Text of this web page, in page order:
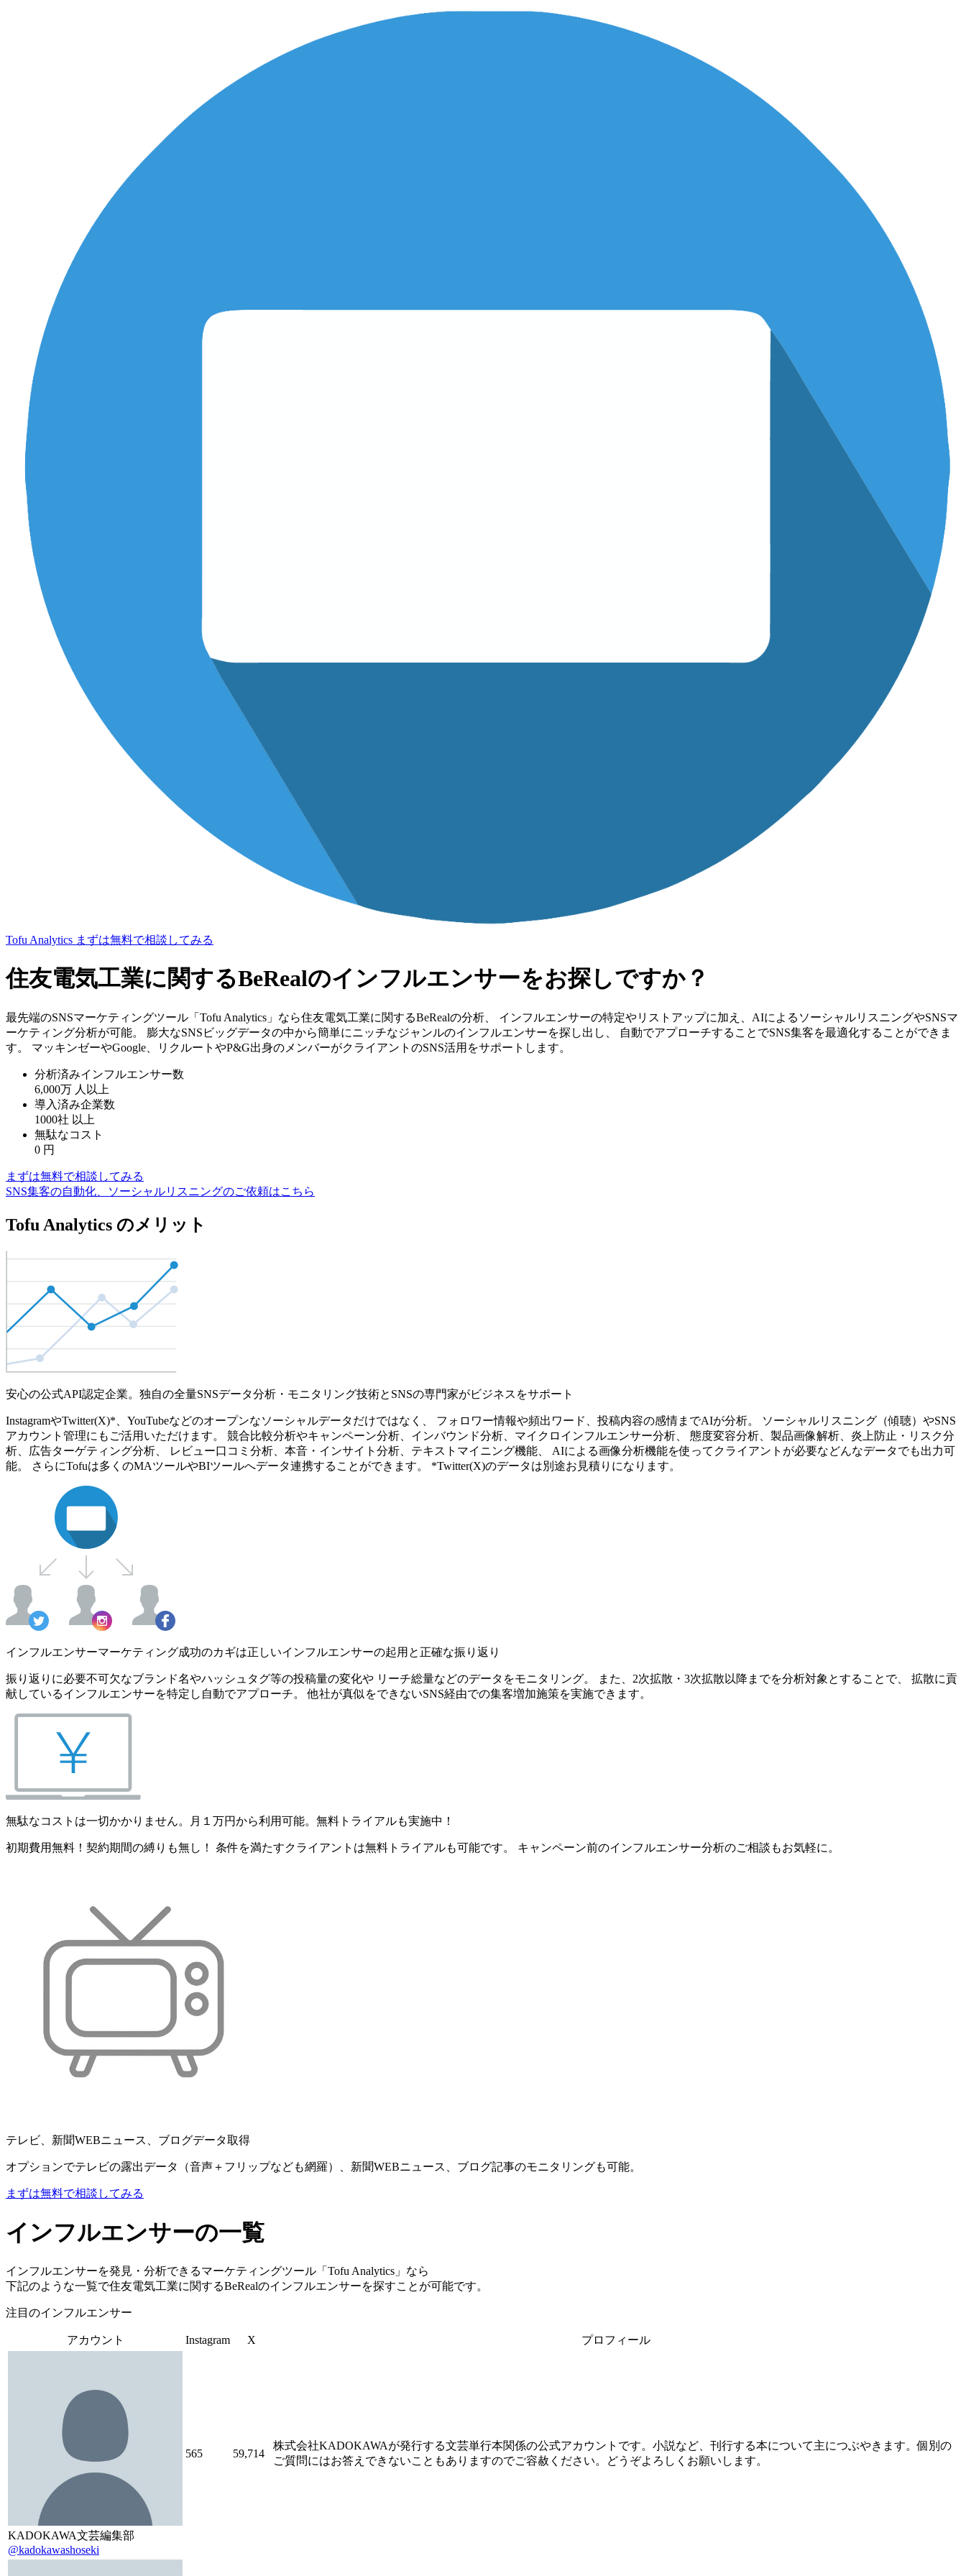
Tofu Analytics まずは無料で相談してみる
住友電気工業に関するBeRealのインフルエンサーをお探しですか？
最先端のSNSマーケティングツール「Tofu Analytics」なら住友電気工業に関するBeRealの分析、 インフルエンサーの特定やリストアップに加え、AIによるソーシャルリスニングやSNSマ
ーケティング分析が可能。 膨大なSNSビッグデータの中から簡単にニッチなジャンルのインフルエンサーを探し出し、 自動でアプローチすることでSNS集客を最適化することができま
す。 マッキンゼーやGoogle、リクルートやP&G出身のメンバーがクライアントのSNS活用をサポートします。
分析済みインフルエンサー数
6,000万 人以上
導入済み企業数
1000社 以上
無駄なコスト
0 円
まずは無料で相談してみる
SNS集客の自動化、ソーシャルリスニングのご依頼はこちら
Tofu Analytics のメリット
安心の公式API認定企業。独自の全量SNSデータ分析・モニタリング技術とSNSの専門家がビジネスをサポート
InstagramやTwitter(X)*、YouTubeなどのオープンなソーシャルデータだけではなく、 フォロワー情報や頻出ワード、投稿内容の感情までAIが分析。 ソーシャルリスニング（傾聴）やSNS
アカウント管理にもご活用いただけます。 競合比較分析やキャンペーン分析、インバウンド分析、マイクロインフルエンサー分析、 態度変容分析、製品画像解析、炎上防止・リスク分
析、広告ターゲティング分析、 レビュー口コミ分析、本音・インサイト分析、テキストマイニング機能、 AIによる画像分析機能を使ってクライアントが必要などんなデータでも出力可
能。 さらにTofuは多くのMAツールやBIツールへデータ連携することができます。 *Twitter(X)のデータは別途お見積りになります。
インフルエンサーマーケティング成功のカギは正しいインフルエンサーの起用と正確な振り返り
振り返りに必要不可欠なブランド名やハッシュタグ等の投稿量の変化や リーチ総量などのデータをモニタリング。 また、2次拡散・3次拡散以降までを分析対象とすることで、 拡散に貢
献しているインフルエンサーを特定し自動でアプローチ。 他社が真似をできないSNS経由での集客増加施策を実施できます。
無駄なコストは一切かかりません。月１万円から利用可能。無料トライアルも実施中！
初期費用無料！契約期間の縛りも無し！ 条件を満たすクライアントは無料トライアルも可能です。 キャンペーン前のインフルエンサー分析のご相談もお気軽に。
テレビ、新聞WEBニュース、ブログデータ取得
オプションでテレビの露出データ（音声＋フリップなども網羅）、新聞WEBニュース、ブログ記事のモニタリングも可能。
まずは無料で相談してみる
インフルエンサーの一覧
インフルエンサーを発見・分析できるマーケティングツール「Tofu Analytics」なら
下記のような一覧で住友電気工業に関するBeRealのインフルエンサーを探すことが可能です。
注目のインフルエンサー
アカウント Instagram X プロフィール
KADOKAWA文芸編集部
@kadokawashoseki
565 59,714
株式会社KADOKAWAが発行する文芸単行本関係の公式アカウントです。小説など、刊行する本について主につぶやきます。個別の
ご質問にはお答えできないこともありますのでご容赦ください。どうぞよろしくお願いします。